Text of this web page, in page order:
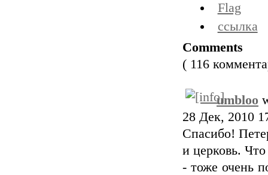
Flag
ссылка
Comments
( 116
umbloo
28 Дек, 2010
Спасибо!
и церковь.
- тоже очень